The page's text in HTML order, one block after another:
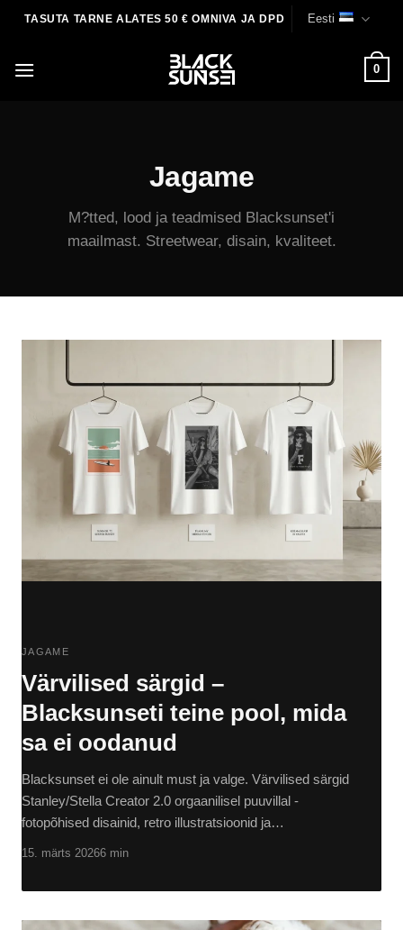
TASUTA TARNE ALATES 50 € OMNIVA JA DPD Eesti
0
Jagame
M?tted, lood ja teadmised Blacksunset'i
maailmast. Streetwear, disain, kvaliteet.
JAGAME
Värvilised särgid –
Blacksunseti teine pool, mida
sa ei oodanud
Blacksunset ei ole ainult must ja valge. Värvilised särgid
Stanley/Stella Creator 2.0 orgaanilisel puuvillal -
fotopõhised disainid, retro illustratsioonid ja…
15. märts 20266 min